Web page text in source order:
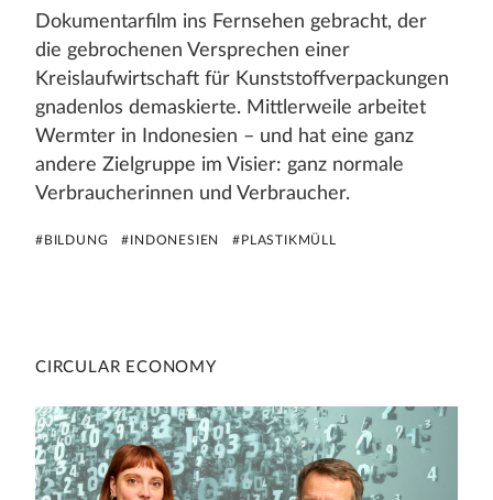
Dokumentarfilm ins Fernsehen gebracht, der
die gebrochenen Versprechen einer
Kreislaufwirtschaft für Kunststoffverpackungen
gnadenlos demaskierte. Mittlerweile arbeitet
Wermter in Indonesien – und hat eine ganz
andere Zielgruppe im Visier: ganz normale
Verbraucherinnen und Verbraucher.
#BILDUNG #INDONESIEN #PLASTIKMÜLL
CIRCULAR ECONOMY